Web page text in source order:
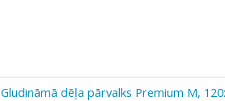
Gludināmā dēļa pārvalks Premium M,